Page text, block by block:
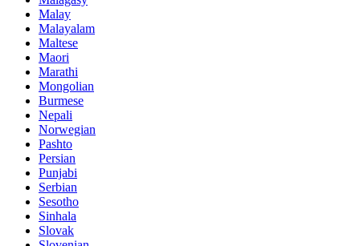
Malay
Malayalam
Maltese
Maori
Marathi
Mongolian
Burmese
Nepali
Norwegian
Pashto
Persian
Punjabi
Serbian
Sesotho
Sinhala
Slovak